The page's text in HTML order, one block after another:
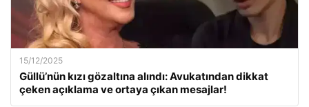
15/12/2025
Güllü’nün kızı gözaltına alındı: Avukatından dikkat
çeken açıklama ve ortaya çıkan mesajlar!